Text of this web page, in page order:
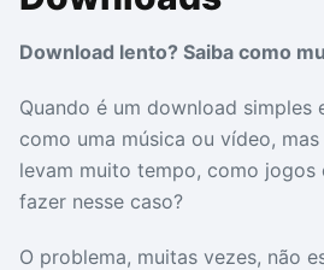
Download lento? Saiba como
Quando é um download simples
como uma música ou vídeo,
levam muito tempo, como jogos
fazer nesse caso?
O problema, muitas vezes, não